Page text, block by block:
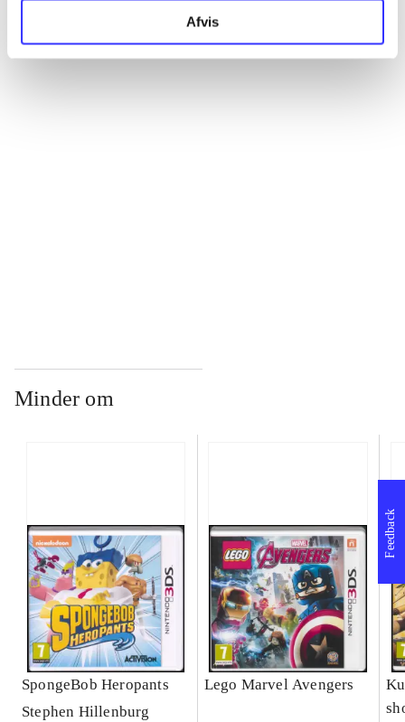
Afvis
Minder om
SpongeBob Heropants
Stephen Hillenburg
Lego Marvel Avengers
Feedback